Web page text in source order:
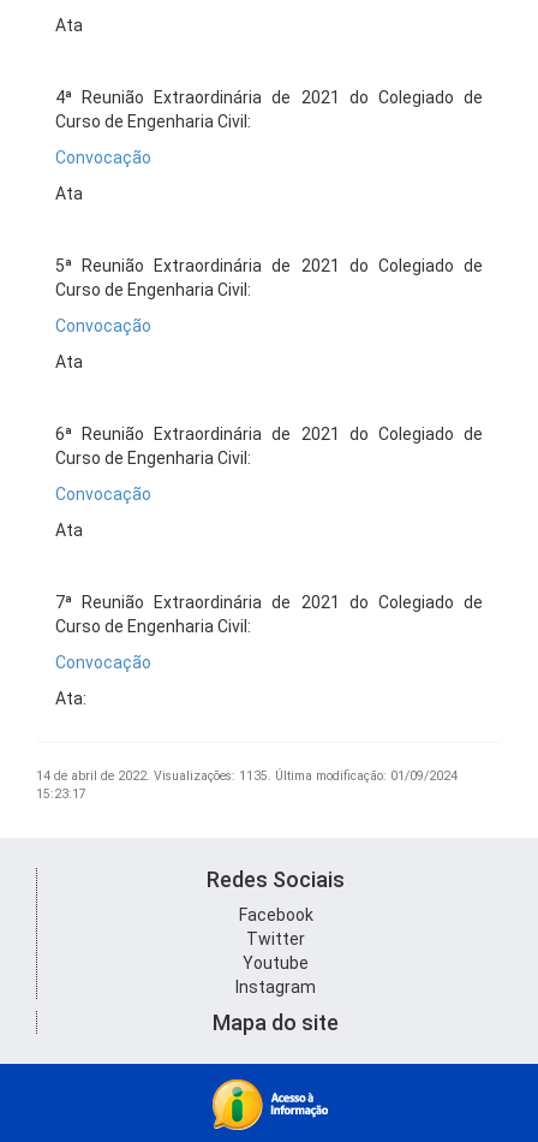
Ata
4ª Reunião Extraordinária de 2021 do Colegiado de
Curso de Engenharia Civil:
Convocação
Ata
5ª Reunião Extraordinária de 2021 do Colegiado de
Curso de Engenharia Civil:
Convocação
Ata
6ª Reunião Extraordinária de 2021 do Colegiado de
Curso de Engenharia Civil:
Convocação
Ata
7ª Reunião Extraordinária de 2021 do Colegiado de
Curso de Engenharia Civil:
Convocação
Ata:
14 de abril de 2022. Visualizações: 1135. Última modificação: 01/09/2024
15:23:17
Redes Sociais
Facebook
Twitter
Youtube
Instagram
Mapa do site